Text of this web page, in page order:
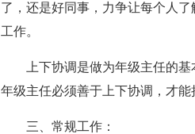
了，还是好同事，力争让每个人
工作。
上下协调是做为年级主任的
年级主任必须善于上下协调，才能
三、常规工作：